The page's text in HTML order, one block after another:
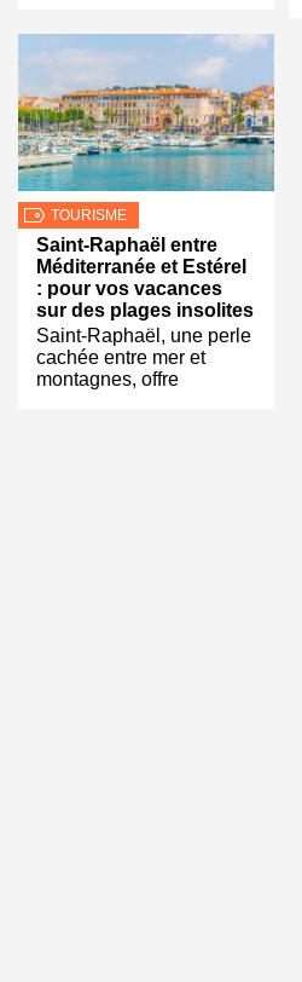
TOURISME
Saint-Raphaël entre
Méditerranée et Estérel
: pour vos vacances
sur des plages insolites
Saint-Raphaël, une perle
cachée entre mer et
montagnes, offre